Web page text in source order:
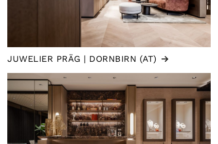
JUWELIER PRÄG | DORNBIRN (AT)